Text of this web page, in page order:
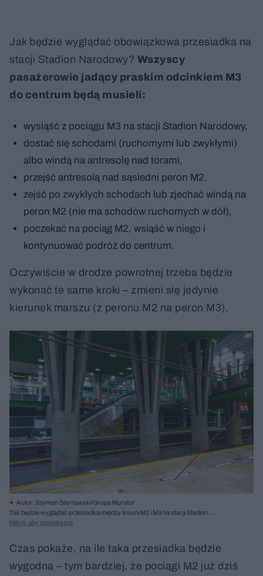
Jak będzie wyglądać obowiązkowa przesiadka na
stacji Stadion Narodowy? Wszyscy
pasażerowie jadący praskim odcinkiem M3
do centrum będą musieli:
wysiąść z pociągu M3 na stacji Stadion Narodowy,
dostać się schodami (ruchomymi lub zwykłymi)
albo windą na antresolę nad torami,
przejść antresolą nad sąsiedni peron M2,
zejść po zwykłych schodach lub zjechać windą na
peron M2 (nie ma schodów ruchomych w dół),
poczekać na pociąg M2, wsiąść w niego i
kontynuować podróż do centrum.
Oczywiście w drodze powrotnej trzeba będzie
wykonać te same kroki – zmieni się jedynie
kierunek marszu (z peronu M2 na peron M3).
Autor: Szymon Starnawski/Grupa Murator
Tak będzie wyglądać przesiadka między liniami M2 i M3 na stacji Stadion
Narodowy.
Kliknij, aby powiększyć
Czas pokaże, na ile taka przesiadka będzie
wygodna – tym bardziej, że pociągi M2 już dziś